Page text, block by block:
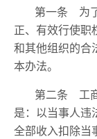
第一条 为
正、有效行使职
和其他组织的合
本办法。
第二条 工
是：以当事人违
全部收入扣除当